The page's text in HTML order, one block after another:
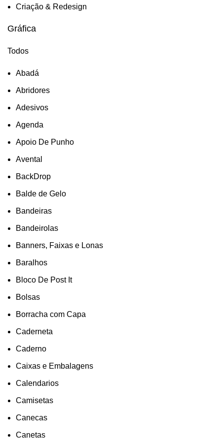
Criação & Redesign
Gráfica
Todos
Abadá
Abridores
Adesivos
Agenda
Apoio De Punho
Avental
BackDrop
Balde de Gelo
Bandeiras
Bandeirolas
Banners, Faixas e Lonas
Baralhos
Bloco De Post It
Bolsas
Borracha com Capa
Caderneta
Caderno
Caixas e Embalagens
Calendarios
Camisetas
Canecas
Canetas